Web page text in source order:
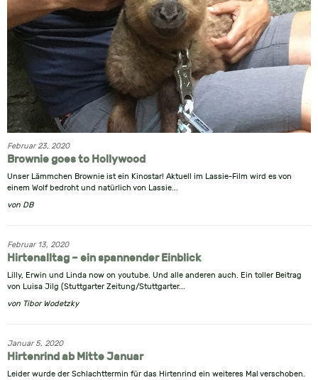
Februar 23, 2020
Brownie goes to Hollywood
Unser Lämmchen Brownie ist ein Kinostar! Aktuell im Lassie-Film wird es von
einem Wolf bedroht und natürlich von Lassie...
von DB
Februar 13, 2020
Hirtenalltag – ein spannender Einblick
Lilly, Erwin und Linda now on youtube. Und alle anderen auch. Ein toller Beitrag
von Luisa Jilg (Stuttgarter Zeitung/Stuttgarter...
von Tibor Wodetzky
Januar 5, 2020
Hirtenrind ab Mitte Januar
Leider wurde der Schlachttermin für das Hirtenrind ein weiteres Mal verschoben.